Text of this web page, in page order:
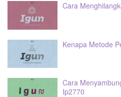
Cara
Kenapa Metode
Cara
Ip2770